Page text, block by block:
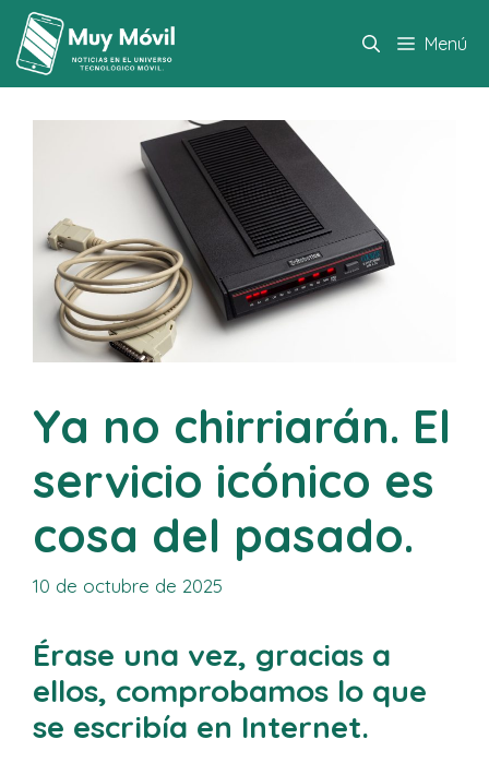
Saltar
contenido
Menú
Ya no chirriarán. El
servicio icónico es
cosa del pasado.
10 de octubre de 2025
Érase una vez, gracias a
ellos, comprobamos lo que
se escribía en Internet.